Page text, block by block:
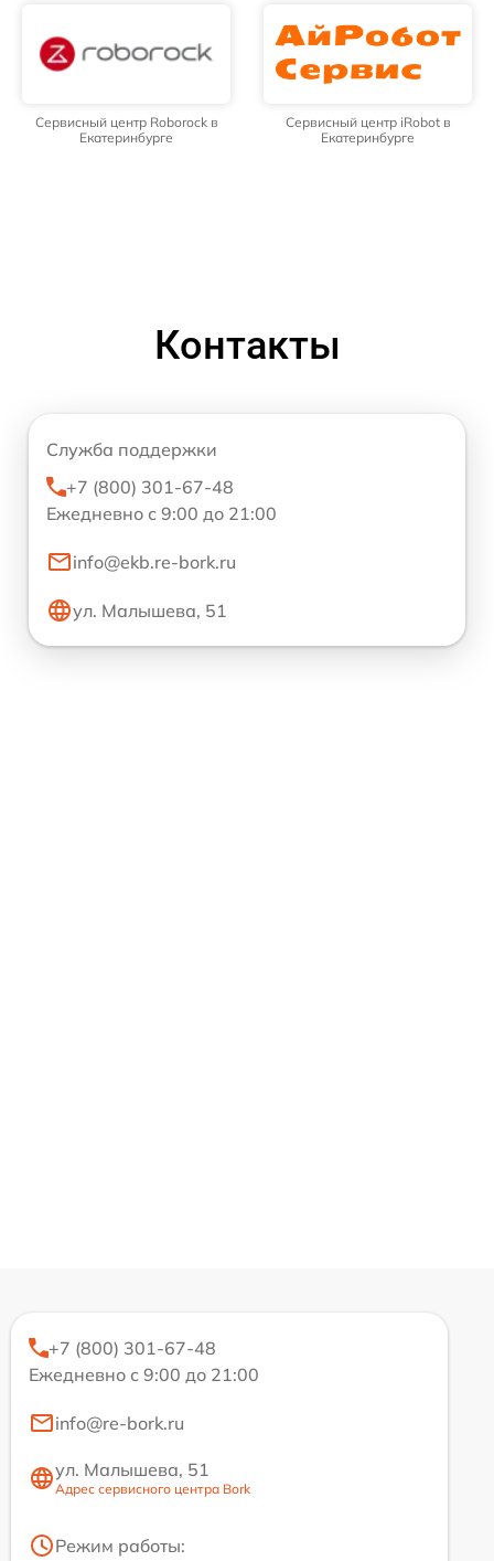
Сервисный центр Roborock в
Екатеринбурге
Сервисный центр iRobot в
Екатеринбурге
Контакты
Служба поддержки
+7 (800) 301-67-48
Ежедневно с 9:00 до 21:00
info@ekb.re-bork.ru
ул. Малышева, 51
+7 (800) 301-67-48
Ежедневно с 9:00 до 21:00
info@re-bork.ru
ул. Малышева, 51
Адрес сервисного центра Bork
Режим работы: